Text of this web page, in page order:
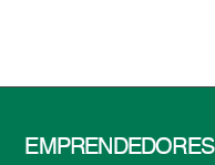
EMPRENDEDORES